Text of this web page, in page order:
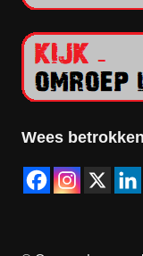
Wees